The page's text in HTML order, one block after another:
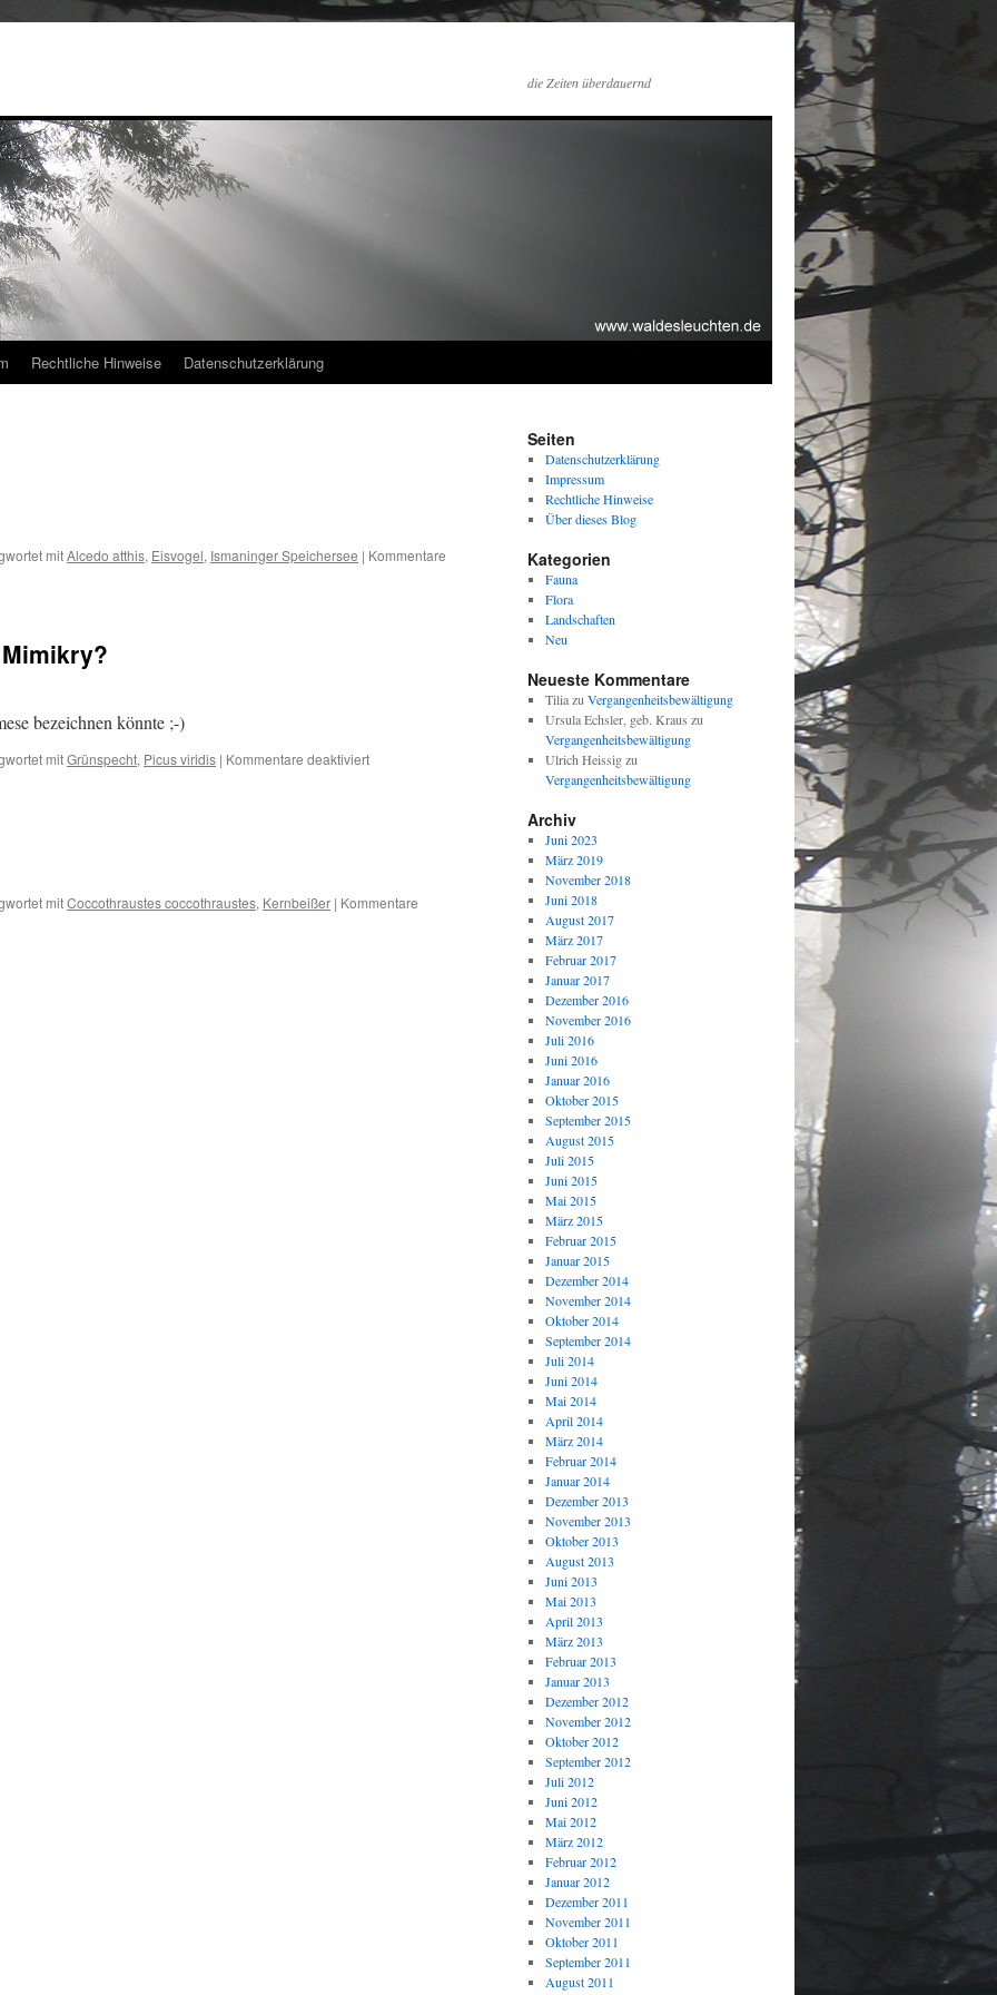
die Zeiten überdauernd
Rechtliche Hinweise Datenschutzerklärung
mitAlcedo atthis, Eisvogel, Ismaninger Speichersee | Kommentare
bezeichnen könnte ;-)
mitGrünspecht, Picus viridis | Kommentare deaktiviertfür
mitCoccothraustes coccothraustes, Kernbeißer | Kommentare
Seiten
Datenschutzerklärung
Impressum
Rechtliche Hinweise
Über dieses Blog
Kategorien
Fauna
Flora
Landschaften
Neu
Neueste Kommentare
Tiliazu Vergangenheitsbewältigung
Ursula Echsler, geb. Kraus zu
Vergangenheitsbewältigung
Ulrich Heissigzu
Vergangenheitsbewältigung
Archiv
Juni 2023
März 2019
November 2018
Juni 2018
August 2017
März 2017
Februar 2017
Januar 2017
Dezember 2016
November 2016
Juli 2016
Juni 2016
Januar 2016
Oktober 2015
September 2015
August 2015
Juli 2015
Juni 2015
Mai 2015
März 2015
Februar 2015
Januar 2015
Dezember 2014
November 2014
Oktober 2014
September 2014
Juli 2014
Juni 2014
Mai 2014
April 2014
März 2014
Februar 2014
Januar 2014
Dezember 2013
November 2013
Oktober 2013
August 2013
Juni 2013
Mai 2013
April 2013
März 2013
Februar 2013
Januar 2013
Dezember 2012
November 2012
Oktober 2012
September 2012
Juli 2012
Juni 2012
Mai 2012
März 2012
Februar 2012
Januar 2012
Dezember 2011
November 2011
Oktober 2011
September 2011
August 2011